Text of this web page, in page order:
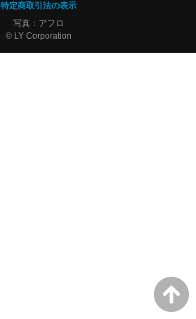
特定商取引法の表示
写真：アフロ
© LY Corporation